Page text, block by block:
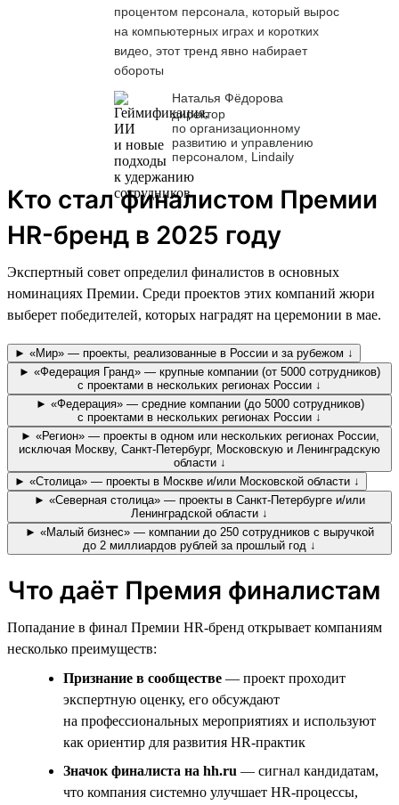
процентом персонала, который вырос
на компьютерных играх и коротких
видео, этот тренд явно набирает
обороты
Наталья Фёдорова
директор
по организационному
развитию и управлению
персоналом, Lindaily
Кто стал финалистом Премии
HR-бренд в 2025 году
Экспертный совет определил финалистов в основных
номинациях Премии. Среди проектов этих компаний жюри
выберет победителей, которых наградят на церемонии в мае.
► «Мир» — проекты, реализованные в России и за рубежом ↓
► «Федерация Гранд» — крупные компании (от 5000 сотрудников)
с проектами в нескольких регионах России ↓
► «Федерация» — средние компании (до 5000 сотрудников)
с проектами в нескольких регионах России ↓
► «Регион» — проекты в одном или нескольких регионах России,
исключая Москву, Санкт-Петербург, Московскую и Ленинградскую
области ↓
► «Столица» — проекты в Москве и/или Московской области ↓
► «Северная столица» — проекты в Санкт-Петербурге и/или
Ленинградской области ↓
► «Малый бизнес» — компании до 250 сотрудников с выручкой
до 2 миллиардов рублей за прошлый год ↓
Что даёт Премия финалистам
Попадание в финал Премии HR-бренд открывает компаниям
несколько преимуществ:
Признание в сообществе — проект проходит
экспертную оценку, его обсуждают
на профессиональных мероприятиях и используют
как ориентир для развития HR-практик
Значок финалиста на hh.ru — сигнал кандидатам,
что компания системно улучшает HR-процессы,